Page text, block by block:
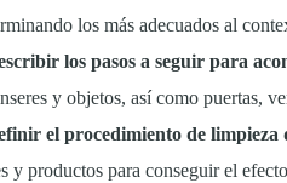
los más adecuados al
los pasos a seguir para
y objetos, así como puertas,
el procedimiento de limpieza
y productos para conseguir el